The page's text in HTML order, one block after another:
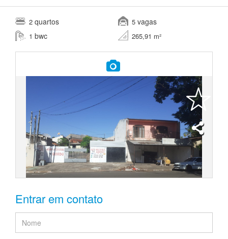
2 quartos
1 bwc
5 vagas
265,91 m²
Entrar em contato